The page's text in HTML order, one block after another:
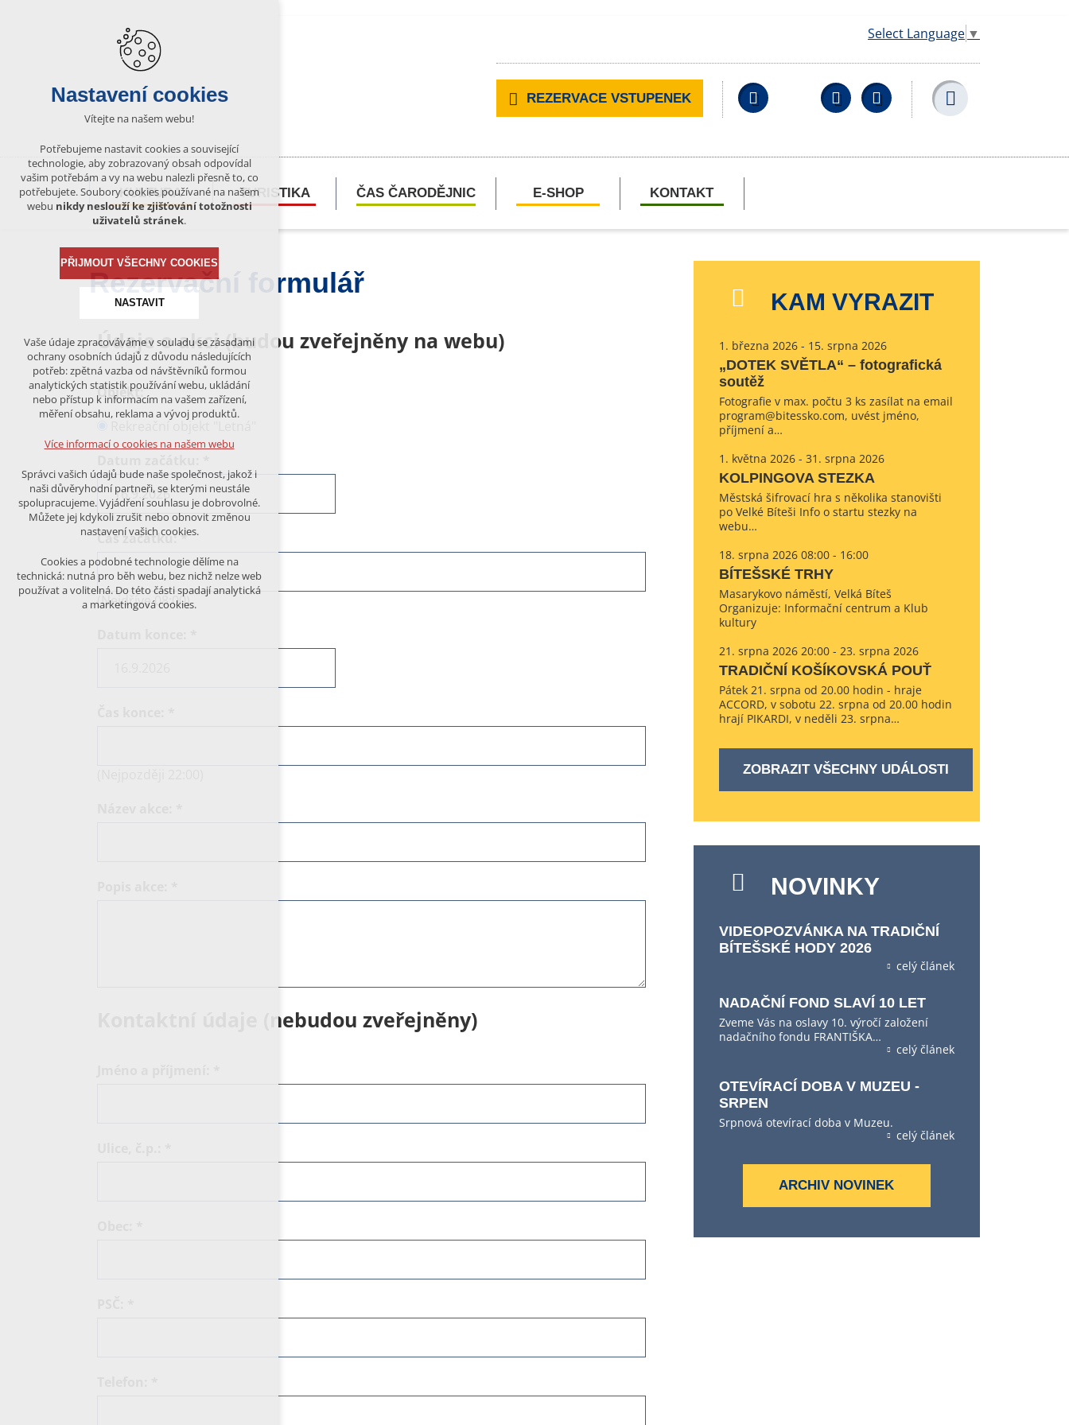
Select Language ▼
REZERVACE VSTUPENEK Facebook YouTubeWikipedia
KULTURA TURISTIKA ČAS ČARODĚJNIC E-SHOP KONTAKT
Rezervační formulář
Údaje o akci (budou zveřejněny na webu)
Objekt:
Čas začátku:*
(Nejdříve 08:00)
Kontaktní údaje (nebudou zveřejněny)
KAM VYRAZIT
1. března 2026 - 15. srpna 2026
„DOTEK SVĚTLA“ – fotografická
soutěž
Fotografie v max. počtu 3 ks zasílat na email
program@bitessko.com, uvést jméno,
příjmení a…
1. května 2026 - 31. srpna 2026
KOLPINGOVA STEZKA
Městská šifrovací hra s několika stanovišti
po Velké Bíteši Info o startu stezky na
webu…
18. srpna 2026 08:00 - 16:00
BÍTEŠSKÉ TRHY
Masarykovo náměstí, Velká Bíteš
Organizuje: Informační centrum a Klub
kultury
21. srpna 2026 20:00 - 23. srpna 2026
TRADIČNÍ KOŠÍKOVSKÁ POUŤ
Pátek 21. srpna od 20.00 hodin - hraje
ACCORD, v sobotu 22. srpna od 20.00 hodin
hrají PIKARDI, v neděli 23. srpna…
ZOBRAZIT VŠECHNY UDÁLOSTI
NOVINKY
VIDEOPOZVÁNKA NA TRADIČNÍ
BÍTEŠSKÉ HODY 2026
celý článek
NADAČNÍ FOND SLAVÍ 10 LET
Zveme Vás na oslavy 10. výročí založení
nadačního fondu FRANTIŠKA…
celý článek
OTEVÍRACÍ DOBA V MUZEU -
SRPEN
Srpnová otevírací doba v Muzeu.
celý článek
ARCHIV NOVINEK
Nastavení cookies
Vítejte na našem webu!
Potřebujeme nastavit cookies a související
technologie, aby zobrazovaný obsah odpovídal
vašim potřebám a vy na webu nalezli přesně to, co
potřebujete. Soubory cookies používané na našem
webu nikdy neslouží ke zjišťování totožnosti
uživatelů stránek.
PŘIJMOUT VŠECHNY COOKIES
NASTAVIT
Technická cookies
nutná pro provozování webu
udržení kontextu stránek (session):
případná přihlášení, volby jazyka, apod.
analytická pro anonymizované
vyhodnocení návštěvnosti
marketingová cookies (Google)
Více informací o cookies na našem webu
ODMÍTNOUT VŠE
Vaše údaje zpracováváme v souladu se zásadami
ochrany osobních údajů z důvodu následujících
potřeb: zpětná vazba od návštěvníků formou
analytických statistik používání webu, ukládání
nebo přístup k informacím na vašem zařízení,
měření obsahu, reklama a vývoj produktů.
Více informací o cookies na našem webu
Správci vašich údajů bude naše společnost, jakož i
naši důvěryhodní partneři, se kterými neustále
spolupracujeme. Vyjádření souhlasu je dobrovolné.
Můžete jej kdykoli zrušit nebo obnovit změnou
nastavení vašich cookies.
Cookies a podobné technologie dělíme na
technická: nutná pro běh webu, bez nichž nelze web
používat a volitelná. Do této části spadají analytická
a marketingová cookies.